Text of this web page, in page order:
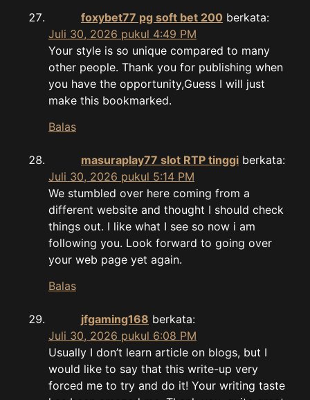
foxybet77 pg soft bet 200 berkata:
Juli 30, 2026 pukul 4:49 PM
Your style is so unique compared to many
other people. Thank you for publishing when
you have the opportunity,Guess I will just
make this bookmarked.
Balas
masuraplay77 slot RTP tinggi berkata:
Juli 30, 2026 pukul 5:14 PM
We stumbled over here coming from a
different website and thought I should check
things out. I like what I see so now i am
following you. Look forward to going over
your web page yet again.
Balas
jfgaming168 berkata:
Juli 30, 2026 pukul 6:08 PM
Usually I don’t learn article on blogs, but I
would like to say that this write-up very
forced me to try and do it! Your writing taste